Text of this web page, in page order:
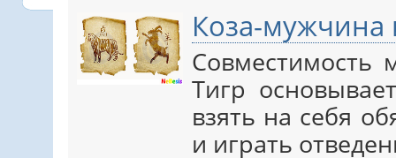
Коза-
Тигр
взять на себя
и играть